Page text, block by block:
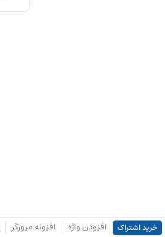
خرید اشتراک افزودن واژه افزونه مرورگر